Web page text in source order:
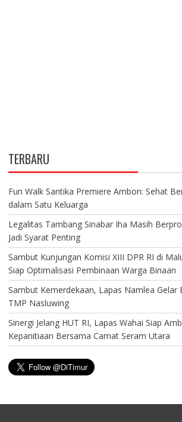
TERBARU
Fun Walk Santika Premiere Ambon: Sehat
dalam Satu Keluarga
Legalitas Tambang Sinabar Iha Masih
Jadi Syarat Penting
Sambut Kunjungan Komisi XIII DPR RI di
Siap Optimalisasi Pembinaan Warga Binaan
Sambut Kemerdekaan, Lapas Namlea Gelar
TMP Nasluwing
Sinergi Jelang HUT RI, Lapas Wahai Siap
Kepanitiaan Bersama Camat Seram Utara